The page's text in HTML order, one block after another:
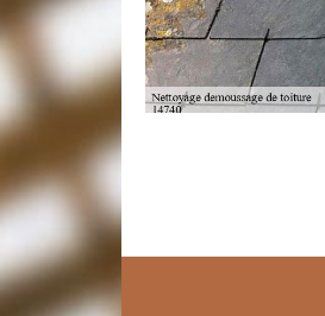
les produits utilisés par
tuile. Dans ce cas,